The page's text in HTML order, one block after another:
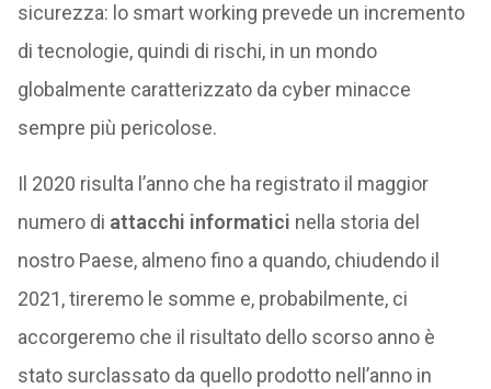
sicurezza: lo smart working prevede un incremento
di tecnologie, quindi di rischi, in un mondo
globalmente caratterizzato da cyber minacce
sempre più pericolose.
Il 2020 risulta l’anno che ha registrato il maggior
numero di attacchi informatici nella storia del
nostro Paese, almeno fino a quando, chiudendo il
2021, tireremo le somme e, probabilmente, ci
accorgeremo che il risultato dello scorso anno è
stato surclassato da quello prodotto nell’anno in